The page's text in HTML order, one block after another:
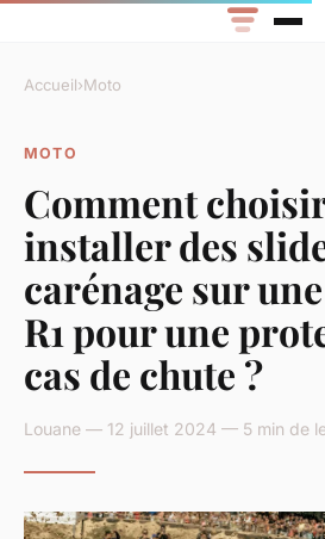
Accueil›Moto
MOTO
Comment
installer des
carénage sur
R1 pour une
cas de chute ?
Louane — 12 juillet 2024 — 5 min de